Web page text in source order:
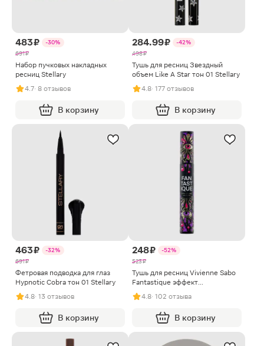
483 ₽
-30%
691 ₽
Набор пучковых накладных
ресниц Stellary
4.7· 8 отзывов
В корзину
284.99 ₽
-42%
498 ₽
Тушь для ресниц Звездный
объем Like A Star тон 01 Stellary
4.8· 177 отзывов
В корзину
463 ₽
-32%
691 ₽
Фетровая подводка для глаз
Hypnotic Cobra тон 01 Stellary
4.8· 13 отзывов
В корзину
248 ₽
-52%
523 ₽
Тушь для ресниц Vivienne Sabo
Fantastique эффект
гиперобъема тон 01
4.8· 102 отзыва
В корзину